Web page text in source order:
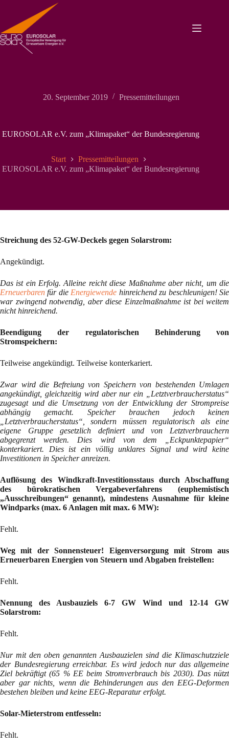
springen
20. September 2019 Pressemitteilungen
EUROSOLAR e.V. zum „Klimapaket“ der Bundesregierung
Start
Pressemitteilungen
EUROSOLAR e.V. zum „Klimapaket“ der Bundesregierung
Streichung des 52-GW-Deckels gegen Solarstrom:
Angekündigt.
Das ist ein Erfolg. Alleine reicht diese Maßnahme aber nicht, um die
Erneuerbaren für die Energiewende hinreichend zu beschleunigen! Sie
war zwingend notwendig, aber diese Einzelmaßnahme ist bei weitem
nicht hinreichend.
Beendigung der regulatorischen Behinderung von
Stromspeichern:
Teilweise angekündigt. Teilweise konterkariert.
Zwar wird die Befreiung von Speichern von bestehenden Umlagen
angekündigt, gleichzeitig wird aber nur ein „Letztverbraucherstatus“
zugesagt und die Umsetzung von der Entwicklung der Strompreise
abhängig gemacht. Speicher brauchen jedoch keinen
„Letztverbraucherstatus“, sondern müssen regulatorisch als eine
eigene Gruppe gesetzlich definiert und von Letztverbrauchern
abgegrenzt werden. Dies wird von dem „Eckpunktepapier“
konterkariert. Dies ist ein völlig unklares Signal und wird keine
Investitionen in Speicher anreizen.
Auflösung des Windkraft-Investitionsstaus durch Abschaffung
des bürokratischen Vergabeverfahrens (euphemistisch
„Ausschreibungen“ genannt), mindestens Ausnahme für kleine
Windparks (max. 6 Anlagen mit max. 6 MW):
Fehlt.
Weg mit der Sonnensteuer! Eigenversorgung mit Strom aus
Erneuerbaren Energien von Steuern und Abgaben freistellen:
Fehlt.
Nennung des Ausbauziels 6-7 GW Wind und 12-14 GW
Solarstrom:
Fehlt.
Nur mit den oben genannten Ausbauzielen sind die Klimaschutzziele
der Bundesregierung erreichbar. Es wird jedoch nur das allgemeine
Ziel bekräftigt (65 % EE beim Stromverbrauch bis 2030). Das nützt
aber gar nichts, wenn die Behinderungen aus den EEG-Deformen
bestehen bleiben und keine EEG-Reparatur erfolgt.
Solar-Mieterstrom entfesseln:
Fehlt.